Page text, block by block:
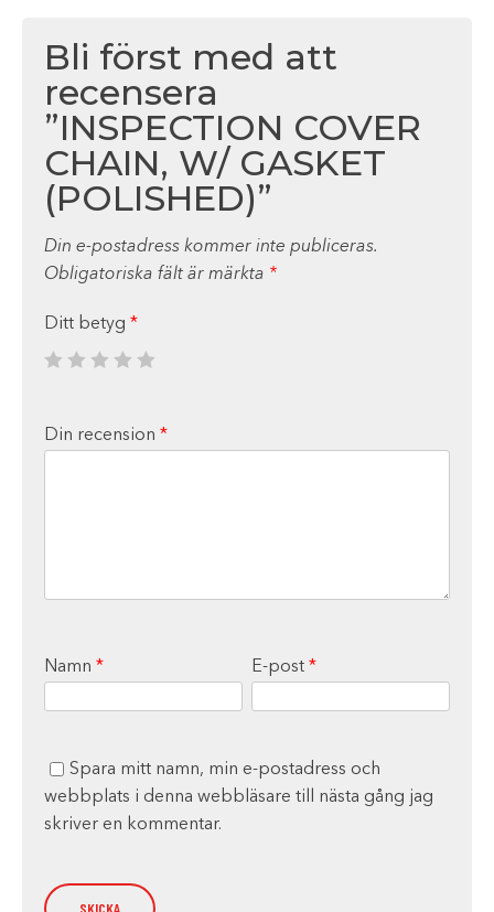
Bli först med att
recensera
”INSPECTION COVER
CHAIN, W/ GASKET
(POLISHED)”
Din e-postadress kommer inte publiceras.
Obligatoriska fält är märkta *
Ditt betyg *
Din recension *
Namn * E-post *
Spara mitt namn, min e-postadress och
webbplats i denna webbläsare till nästa gång jag
skriver en kommentar.